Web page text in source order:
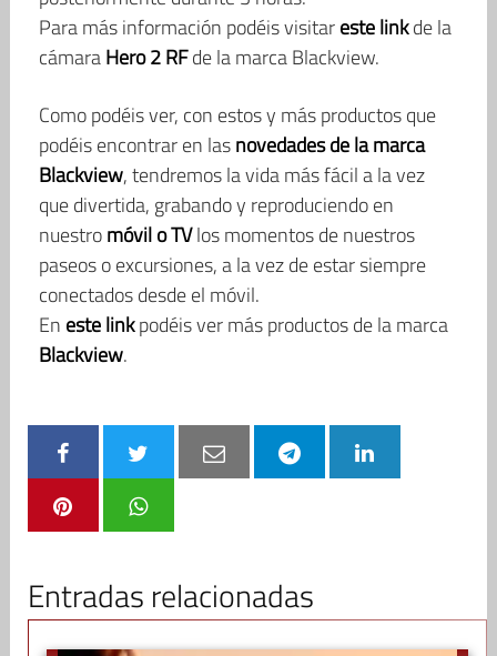
Para más información podéis visitareste linkde la
cámaraHero 2 RFde la marca Blackview.
Como podéis ver, con estos y más productos que
podéis encontrar en lasnovedades de la marca
Blackview, tendremos la vida más fácil a la vez
que divertida, grabando y reproduciendo en
nuestromóvil o TVlos momentos de nuestros
paseos o excursiones, a la vez de estar siempre
conectados desde el móvil.
En este linkpodéis ver más productos de la marca
Blackview.
Entradas relacionadas